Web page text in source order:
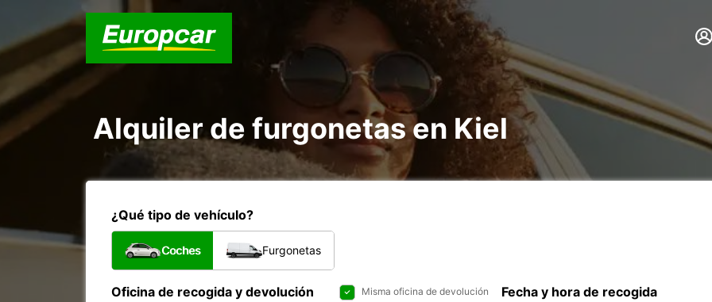
Alquiler de furgonetas en Kiel
¿Qué tipo de vehículo?
Coches Furgonetas
Oficina de recogida y devolución Misma oficina de devolución Fecha y hora de recogida